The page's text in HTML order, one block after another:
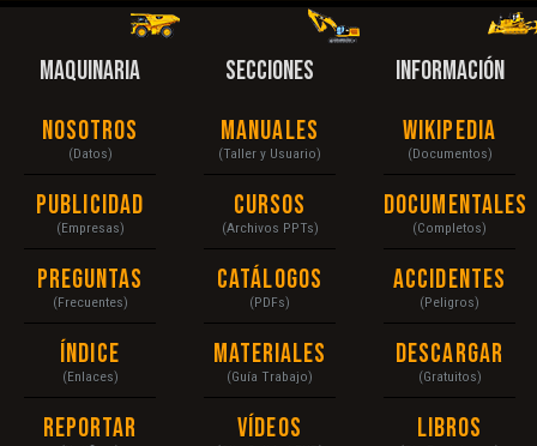
MAQUINARIA
Nosotros
(Datos)
Publicidad
(Empresas)
Preguntas
(Frecuentes)
Índice
(Enlaces)
Reportar
SECCIONES
Manuales
(Taller y Usuario)
Cursos
(Archivos PPTs)
Catálogos
(PDFs)
Materiales
(Guía Trabajo)
Vídeos
INFORMACIÓN
Wikipedia
(Documentos)
Documentales
(Completos)
Accidentes
(Peligros)
Descargar
(Gratuitos)
Libros